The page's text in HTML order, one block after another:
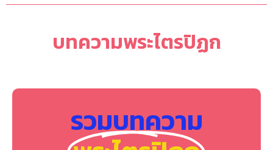
บทความพระไตรปิฏก
รวมบทความ